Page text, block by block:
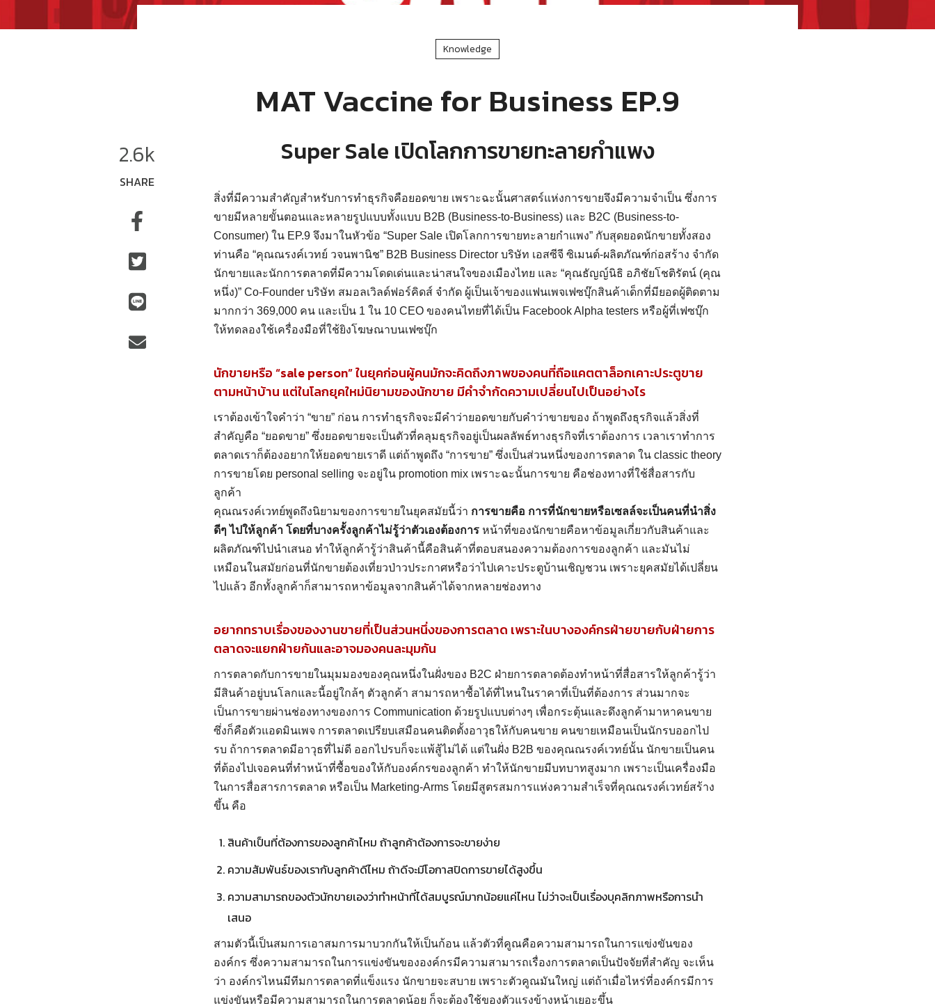
Knowledge
MAT Vaccine for Business EP.9
2.6k
SHARE
Super Sale เปิดโลกการขายทะลายกำแพง
สิ่งที่มีความสำคัญสำหรับการทำธุรกิจคือยอดขาย เพราะฉะนั้นศาสตร์แห่งการขายจึงมีความจำเป็น ซึ่งการ
ขายมีหลายขั้นตอนและหลายรูปแบบทั้งแบบ B2B (Business-to-Business) และ B2C (Business-to-
Consumer) ใน EP.9 จึงมาในหัวข้อ “Super Sale เปิดโลกการขายทะลายกำแพง” กับสุดยอดนักขายทั้งสอง
ท่านคือ “คุณณรงค์เวทย์ วจนพานิช” B2B Business Director บริษัท เอสซีจี ซิเมนต์-ผลิตภัณฑ์ก่อสร้าง จำกัด
นักขายและนักการตลาดที่มีความโดดเด่นและน่าสนใจของเมืองไทย และ “คุณธัญญ์นิธิ อภิชัยโชติรัตน์ (คุณ
หนึ่ง)” Co-Founder บริษัท สมอลเวิลด์ฟอร์คิดส์ จำกัด ผู้เป็นเจ้าของแฟนเพจเฟซบุ๊กสินค้าเด็กที่มียอดผู้ติดตาม
มากกว่า 369,000 คน และเป็น 1 ใน 10 CEO ของคนไทยที่ได้เป็น Facebook Alpha testers หรือผู้ที่เฟซบุ๊ก
ให้ทดลองใช้เครื่องมือที่ใช้ยิงโฆษณาบนเฟซบุ๊ก
นักขายหรือ “sale person” ในยุคก่อนผู้คนมักจะคิดถึงภาพของคนที่ถือแคตตาล็อกเคาะประตูขาย
ตามหน้าบ้าน แต่ในโลกยุคใหม่นิยามของนักขาย มีคำจำกัดความเปลี่ยนไปเป็นอย่างไร
เราต้องเข้าใจคำว่า “ขาย” ก่อน การทำธุรกิจจะมีคำว่ายอดขายกับคำว่าขายของ ถ้าพูดถึงธุรกิจแล้วสิ่งที่
สำคัญคือ “ยอดขาย” ซึ่งยอดขายจะเป็นตัวที่คลุมธุรกิจอยู่เป็นผลลัพธ์ทางธุรกิจที่เราต้องการ เวลาเราทำการ
ตลาดเราก็ต้องอยากให้ยอดขายเราดี แต่ถ้าพูดถึง “การขาย” ซึ่งเป็นส่วนหนึ่งของการตลาด ใน classic theory
การขายโดย personal selling จะอยู่ใน promotion mix เพราะฉะนั้นการขาย คือช่องทางที่ใช้สื่อสารกับ
ลูกค้า
คุณณรงค์เวทย์พูดถึงนิยามของการขายในยุคสมัยนี้ว่า การขายคือ การที่นักขายหรือเซลล์จะเป็นคนที่นำสิ่ง
ดีๆ ไปให้ลูกค้า โดยที่บางครั้งลูกค้าไม่รู้ว่าตัวเองต้องการ หน้าที่ของนักขายคือหาข้อมูลเกี่ยวกับสินค้าและ
ผลิตภัณฑ์ไปนำเสนอ ทำให้ลูกค้ารู้ว่าสินค้านี้คือสินค้าที่ตอบสนองความต้องการของลูกค้า และมันไม่
เหมือนในสมัยก่อนที่นักขายต้องเที่ยวป่าวประกาศหรือว่าไปเคาะประตูบ้านเชิญชวน เพราะยุคสมัยได้เปลี่ยน
ไปแล้ว อีกทั้งลูกค้าก็สามารถหาข้อมูลจากสินค้าได้จากหลายช่องทาง
อยากทราบเรื่องของงานขายที่เป็นส่วนหนึ่งของการตลาด เพราะในบางองค์กรฝ่ายขายกับฝ่ายการ
ตลาดจะแยกฝ่ายกันและอาจมองคนละมุมกัน
การตลาดกับการขายในมุมมองของคุณหนึ่งในฝั่งของ B2C ฝ่ายการตลาดต้องทำหน้าที่สื่อสารให้ลูกค้ารู้ว่า
มีสินค้าอยู่บนโลกและนี้อยู่ใกล้ๆ ตัวลูกค้า สามารถหาซื้อได้ที่ไหนในราคาที่เป็นที่ต้องการ ส่วนมากจะ
เป็นการขายผ่านช่องทางของการ Communication ด้วยรูปแบบต่างๆ เพื่อกระตุ้นและดึงลูกค้ามาหาคนขาย
ซึ่งก็คือตัวแอดมินเพจ การตลาดเปรียบเสมือนคนติดตั้งอาวุธให้กับคนขาย คนขายเหมือนเป็นนักรบออกไป
รบ ถ้าการตลาดมีอาวุธที่ไม่ดี ออกไปรบก็จะแพ้สู้ไม่ได้ แต่ในฝั่ง B2B ของคุณณรงค์เวทย์นั้น นักขายเป็นคน
ที่ต้องไปเจอคนที่ทำหน้าที่ซื้อของให้กับองค์กรของลูกค้า ทำให้นักขายมีบทบาทสูงมาก เพราะเป็นเครื่องมือ
ในการสื่อสารการตลาด หรือเป็น Marketing-Arms โดยมีสูตรสมการแห่งความสำเร็จที่คุณณรงค์เวทย์สร้าง
ขึ้น คือ
สินค้าเป็นที่ต้องการของลูกค้าไหม ถ้าลูกค้าต้องการจะขายง่าย
ความสัมพันธ์ของเรากับลูกค้าดีไหม ถ้าดีจะมีโอกาสปิดการขายได้สูงขึ้น
ความสามารถของตัวนักขายเองว่าทำหน้าที่ได้สมบูรณ์มากน้อยแค่ไหน ไม่ว่าจะเป็นเรื่องบุคลิกภาพหรือการนำ
เสนอ
สามตัวนี้เป็นสมการเอาสมการมาบวกกันให้เป็นก้อน แล้วตัวที่คูณคือความสามารถในการแข่งขันของ
องค์กร ซึ่งความสามารถในการแข่งขันขององค์กรมีความสามารถเรื่องการตลาดเป็นปัจจัยที่สำคัญ จะเห็น
ว่า องค์กรไหนมีทีมการตลาดที่แข็งแรง นักขายจะสบาย เพราะตัวคูณมันใหญ่ แต่ถ้าเมื่อไหร่ที่องค์กรมีการ
แข่งขันหรือมีความสามารถในการตลาดน้อย ก็จะต้องใช้ของตัวแรงข้างหน้าเยอะขึ้น